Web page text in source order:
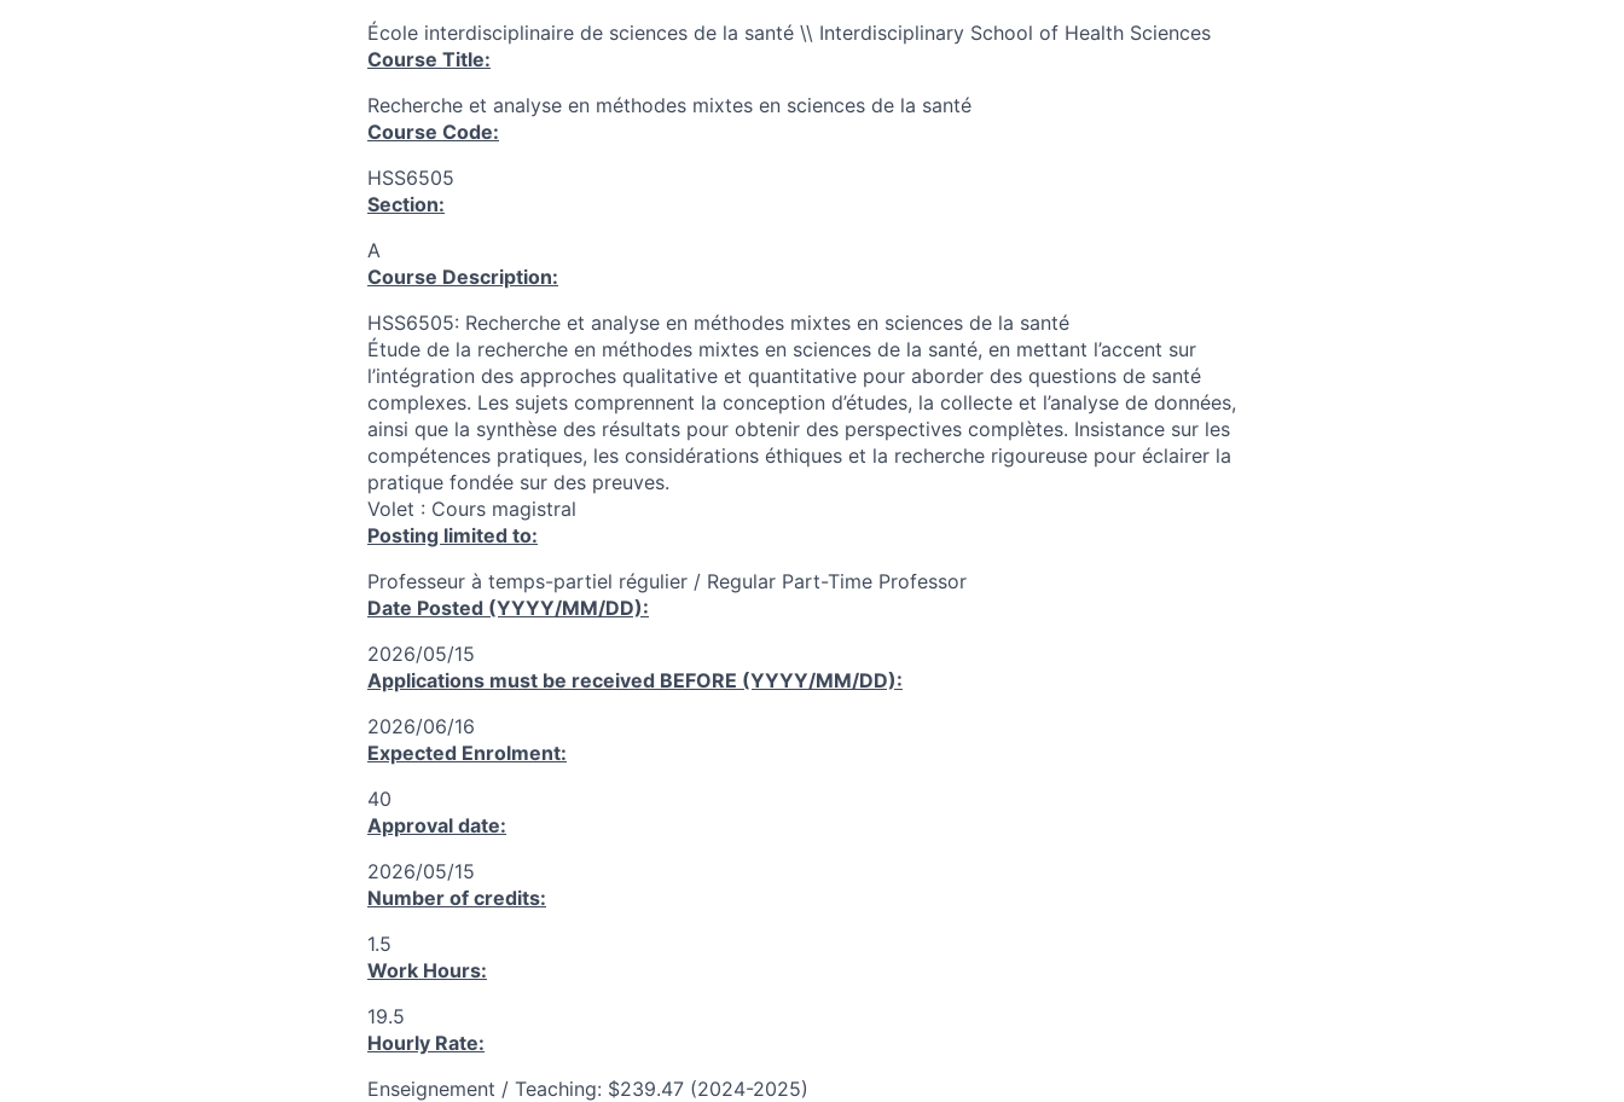
École interdisciplinaire de sciences de la santé \\ Interdisciplinary School of Health Sciences
Course Title:
Recherche et analyse en méthodes mixtes en sciences de la santé
Course Code:
HSS6505
Section:
A
Course Description:
HSS6505: Recherche et analyse en méthodes mixtes en sciences de la santé
Étude de la recherche en méthodes mixtes en sciences de la santé, en mettant l’accent sur
l’intégration des approches qualitative et quantitative pour aborder des questions de santé
complexes. Les sujets comprennent la conception d’études, la collecte et l’analyse de données,
ainsi que la synthèse des résultats pour obtenir des perspectives complètes. Insistance sur les
compétences pratiques, les considérations éthiques et la recherche rigoureuse pour éclairer la
pratique fondée sur des preuves.
Volet : Cours magistral
Posting limited to:
Professeur à temps-partiel régulier / Regular Part-Time Professor
Date Posted (YYYY/MM/DD):
2026/05/15
Applications must be received BEFORE (YYYY/MM/DD):
2026/06/16
Expected Enrolment:
40
Approval date:
2026/05/15
Number of credits:
1.5
Work Hours:
19.5
Hourly Rate:
Enseignement / Teaching: $239.47 (2024-2025)